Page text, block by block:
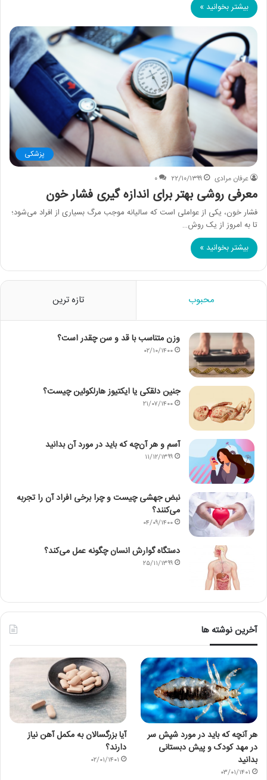
بیشتر بخوانید »
پزشکی
عرفان مرادی ۲۲/۱۰/۱۳۹۹ ۰
معرفی روشی بهتر برای اندازه گیری فشار خون
فشار خون، یکی از عواملی است که سالیانه موجب مرگ بسیاری از افراد می‌شود؛
تا به امروز از یک روش…
بیشتر بخوانید »
محبوب تازه ترین
وزن متناسب با قد و سن چقدر است؟
۰۲/۱۰/۱۴۰۰
جنین دلقکی یا ایکتیوز هارلکوئین چیست؟
۲۱/۰۷/۱۴۰۰
آسم و هر آن‌چه که باید در مورد آن بدانید
۱۱/۱۲/۱۳۹۹
نبض جهشی چیست و چرا برخی افراد آن را تجربه
می‌کنند؟
۰۴/۰۹/۱۴۰۰
دستگاه گوارش انسان چگونه عمل می‌کند؟
۲۵/۱۱/۱۳۹۹
آخرین نوشته ها
هر آنچه که باید در مورد شپش سر
در مهد کودک و پیش دبستانی
بدانید
۰۳/۰۱/۱۴۰۱
آیا بزرگسالان به مکمل آهن نیاز
دارند؟
۰۲/۰۱/۱۴۰۱